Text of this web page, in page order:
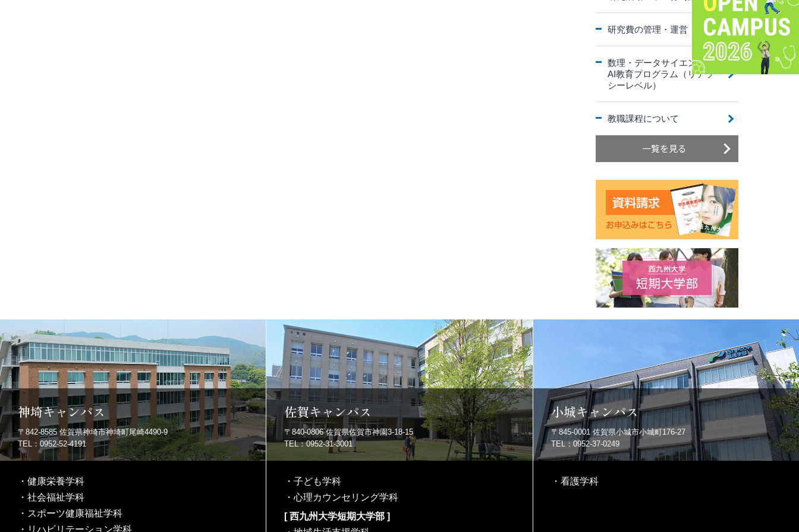
研究費の管理・運営
数理・データサイエンス・
AI教育プログラム（リテラ
シーレベル）
教職課程について
一覧を見る
神埼キャンパス
〒842-8585佐賀県神埼市神埼町尾崎4490-9
TEL：0952-52-4191
・ 健康栄養学科
・ 社会福祉学科
・ スポーツ健康福祉学科
・ リハビリテーション学科
佐賀キャンパス
〒840-0806佐賀県佐賀市神園3-18-15
TEL：0952-31-3001
・子ども学科
・心理カウンセリング学科
[ 西九州大学短期大学部 ]
小城キャンパス
〒845-0001佐賀県小城市小城町176-27
TEL：0952-37-0249
・ 看護学科